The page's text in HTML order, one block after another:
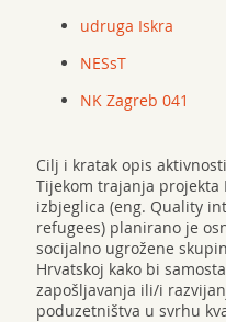
udruga Iskra
NESsT
NK Zagreb 041
Cilj i kratak opis
Tijekom trajanja
izbjeglica (eng. Quality
refugees) planirano je
socijalno ugrožene
Hrvatskoj kako bi
zapošljavanja ili/i
poduzetništva u svrhu